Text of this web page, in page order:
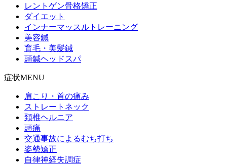
レントゲン骨格矯正
ダイエット
インナーマッスルトレーニング
美容鍼
育毛・美髪鍼
頭鍼ヘッドスパ
症状MENU
肩こり・首の痛み
ストレートネック
頚椎ヘルニア
頭痛
交通事故によるむち打ち
姿勢矯正
自律神経失調症